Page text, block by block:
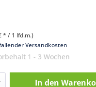
* / 1 lfd.m.)
Versandkosten
1 - 3 Wochen
In den